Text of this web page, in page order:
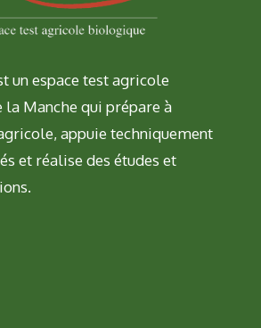
un espace test agricole
Manche qui prépare à
appuie techniquement
et réalise des études et